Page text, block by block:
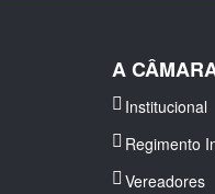
A
Institucional
Regimento
Vereadores